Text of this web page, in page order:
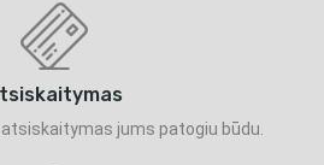
jums patogiu būdu.